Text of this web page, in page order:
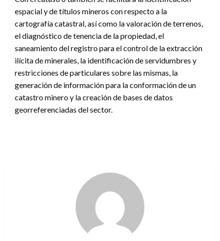
espacial y de títulos mineros con respecto a la
cartografía catastral, así como la valoración de terrenos,
el diagnóstico de tenencia de la propiedad, el
saneamiento del registro para el control de la extracción
ilícita de minerales, la identificación de servidumbres y
restricciones de particulares sobre las mismas, la
generación de información para la conformación de un
catastro minero y la creación de bases de datos
georreferenciadas del sector.